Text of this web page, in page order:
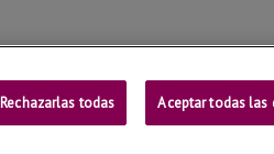
Contactar
Rechazarlas todas Aceptar todas las